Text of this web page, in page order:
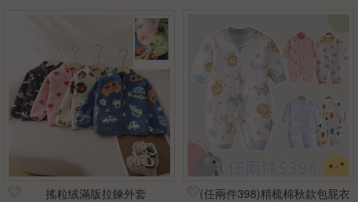
搖粒绒滿版拉鍊外套 (任兩件398)精梳棉秋款包屁衣